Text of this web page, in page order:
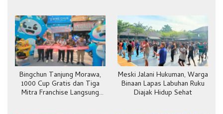
Bingchun Tanjung Morawa,
1000 Cup Gratis dan Tiga
Mitra Franchise Langsung
Meski Jalani Hukuman, Warga
Binaan Lapas Labuhan Ruku
Diajak Hidup Sehat